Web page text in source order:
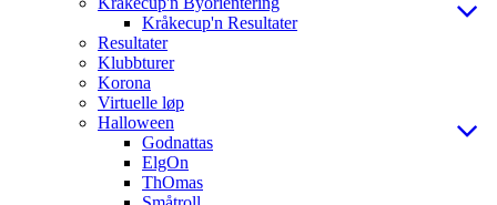
Kråkecup'n Resultater
Resultater
Klubbturer
Korona
Virtuelle løp
Halloween
Godnattas
ElgOn
ThOmas